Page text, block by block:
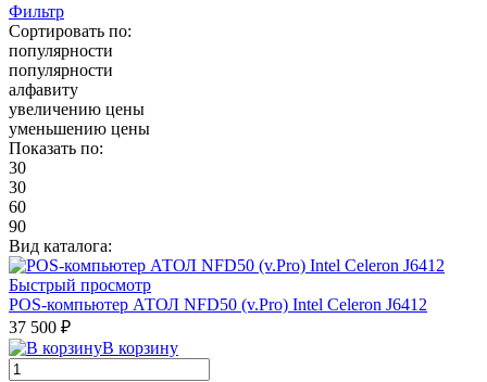
Фильтр
Сортировать по:
популярности
популярности
алфавиту
увеличению цены
уменьшению цены
Показать по:
30
30
60
90
Вид каталога:
Быстрый просмотр
POS-компьютер АТОЛ NFD50 (v.Pro) Intel Celeron J6412
37 500 ₽
В корзину